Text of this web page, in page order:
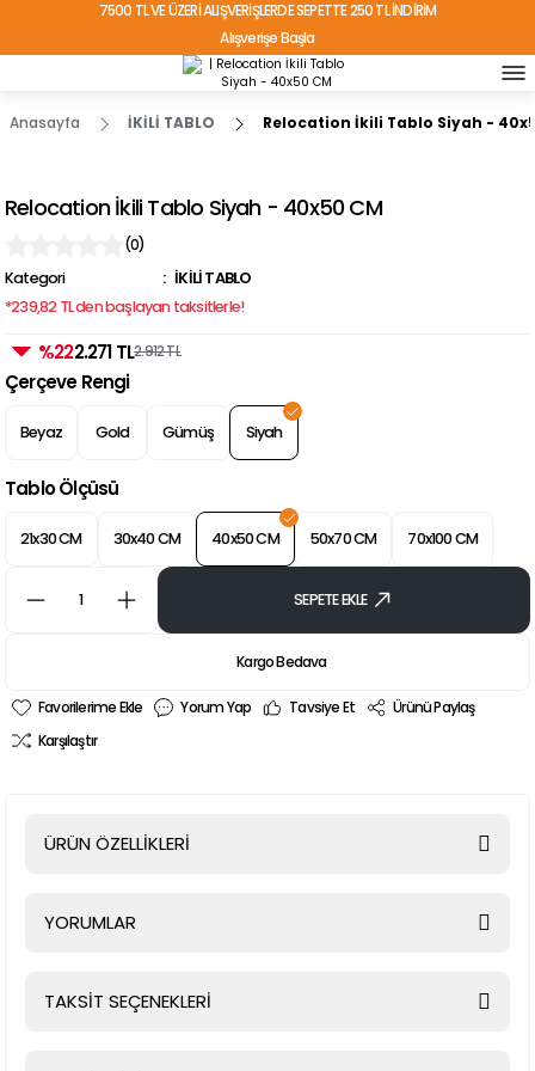
7500 TL VE ÜZERİ ALIŞVERİŞLERDE SEPETTE 250 TL İNDİRİM
Alışverişe Başla
TÜRKİYE'NİN HER YERİNE ÜCRETSİZ KARGO!
Anasayfa İKİLİ TABLO Relocation İkili Tablo Siyah -
Relocation İkili Tablo Siyah - 40x50 CM
(0)
Kategori
İKİLİ TABLO
*239,82 TL den başlayan taksitlerle!
%222.271 TL2.912 TL
Çerçeve Rengi
Beyaz Gold Gümüş Siyah
Tablo Ölçüsü
21x30 CM 30x40 CM 40x50 CM 50x70 CM 70x100 CM
SEPETE EKLE
Kargo Bedava
Yorum Yap Tavsiye Et
Ürünü Paylaş
Karşılaştır
ÜRÜN ÖZELLİKLERİ
YORUMLAR
TAKSİT SEÇENEKLERİ